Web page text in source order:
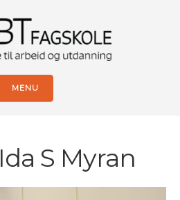
MENU
Ida S Myran